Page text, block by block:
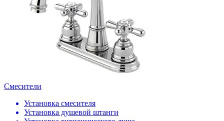
Смесители
Установка смесителя
Установка душевой штанги